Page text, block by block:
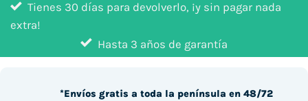
Tienes 30 días para devolverlo, ¡y sin pagar nada
extra!
Hasta 3 años de garantía
*Envíos gratis a toda la península en 48/72